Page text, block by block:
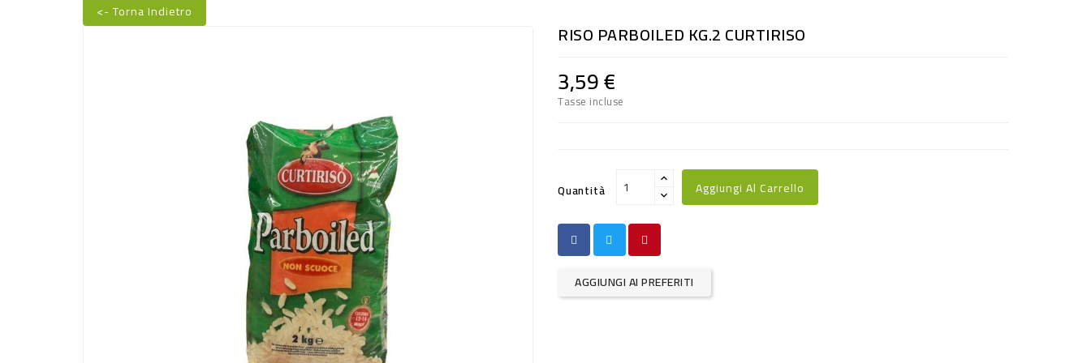
<- Torna Indietro
RISO PARBOILED KG.2 CURTIRISO
3,59 €
Tasse incluse
Quantità Aggiungi Al Carrello
AGGIUNGI AI PREFERITI